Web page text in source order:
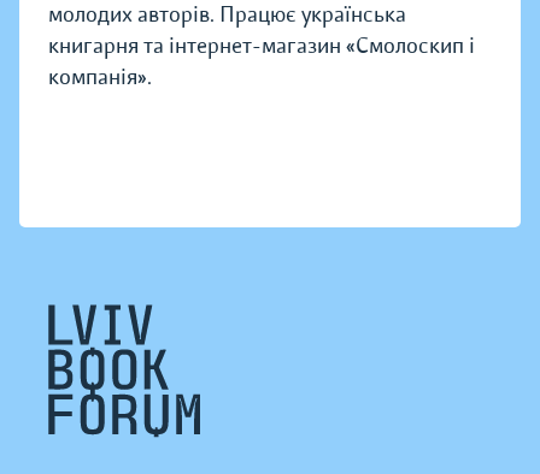
молодих авторів. Працює українська
книгарня та інтернет-магазин «Смолоскип і
компанія».